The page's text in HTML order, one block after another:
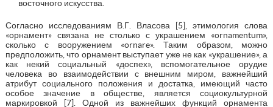
восточного искусства.
Согласно исследованиям В.Г. Власова [5], этимология слова
«орнамент» связана не столько с украшением «ornamentum»,
сколько с вооружением «ornare». Таким образом, можно
предположить, что орнамент выступает уже не как «украшение», а
как некий социальный «доспех», вспомогательное орудие
человека во взаимодействии с внешним миром, важнейший
атрибут социального положения и достатка, имеющий часто
особое значение в обществе, является социокультурной
маркировкой [7]. Одной из важнейших функций орнамента